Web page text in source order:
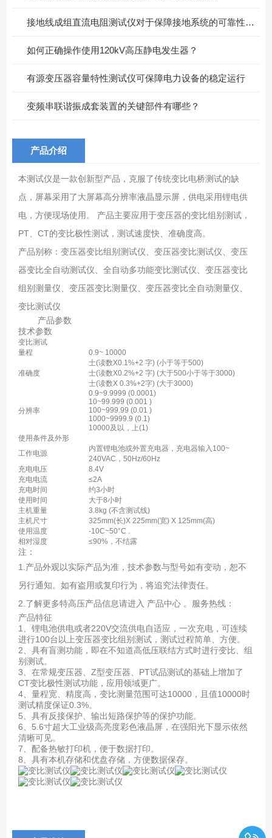
接地线成组直流电阻测试仪对于保障接地系统的可靠性具有重要意义
如何正确操作使用120kV高压静电发生器？
有源变压器容量特性测试仪可保障电力设备的稳定运行
变频串联谐振成套装置的关键部件有哪些？
产品介绍
本测试仪是一款创新型产品，克服了传统变比电桥测试的缺
点，屏幕采用了大屏幕高分辨率液晶显示屏，供电采用锂电供
电，方便现场使用。 产品主要应用于变压器的变比组别测试，
PT、CT的变比极性测试，测试速度快、准确度高。
产品别称：变压器变比组别测试仪、变压器变比测试仪、变压
器变比全自动测试仪、全自动多功能变比测试仪、变压器变比
组别测量仪、变压器变比测量仪、变压器变比全自动测量仪、
变比测试仪
产品参数
技术参数
变比测试
量程
0.9~ 10000
准确度
士(读数X0.1%+2 字) (小于等于500)
士(读数X0.2%+2 字) (大于500小于等于3000)
士(读数X 0.3%+2字) (大于3000)
分辨率
0.9~9.9999 (0.0001)
10~99.999 (0.001 )
100~999.99 (0.01 )
1000~9999.9 (0.1)
10000及以，上(1)
使用条件及外形
工作电源
内置锂电池或外置充电器，充电器输入100~
240VAC，50Hz/60Hz
充电电压
8.4V
充电电流
≤2A
充电时间
约3小时
使用时间
大于8小时
主机重量
3.8kg (不含测试线)
主机尺寸
325mm(长)X 225mm(宽) X 125mm(高)
使用温度
-10C~50°C .
相对湿度
≤90%，不结露
注：
1.产品外观以实际产品为准，技术参数与型号如有变动，恕不
另行通知。如有盗用或复印行为，将追究法律责任。
2.了解更多特高压产品信息请进入 产品中心 。服务热线：
产品特征
1、锂电池供电或者220V交流供电自适应，一次充电，可连续
进行100台以上变压器变比组别测试，测试过程简单、方便。
2、具有盲测功能，即在不知道高低压联结方式时进行变比、组
别测试。
3、在常规变压器、Z型变压器、PT试品测试的基础上增加了
CT变比极性测试功能，应用领域更广。
4、量程宽、精度高，变比测量范围可达10000，且值10000时
测试精度保证0.3%。
5、具有反接保护、输出短路保护等的保护功能。
6、5.6寸超大工业级高亮度彩色液晶屏，在强阳光下显示依然
清晰可见。
7、配备热敏打印机，便于数据打印。
8、具有本机存储和优盘存储，方便数据保存。